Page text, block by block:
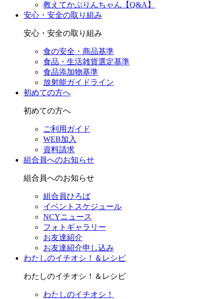
教えてかぶりんちゃん【Q&A】
安心・安全の取り組み
安心・安全の取り組み
食の安全・商品基準
食品・生活雑貨選定基準
食品添加物基準
放射能ガイドライン
初めての方へ
初めての方へ
ご利用ガイド
WEB加入
資料請求
組合員へのお知らせ
組合員へのお知らせ
組合員ひろば
イベントスケジュール
NCYニュース
フォトギャラリー
お友達紹介
お友達紹介申し込み
わたしのイチオシ！＆レシピ
わたしのイチオシ！＆レシピ
わたしのイチオシ！